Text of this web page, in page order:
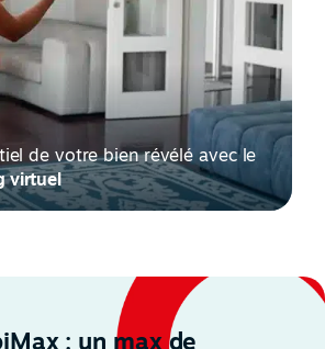
de votre bien révélé avec le
virtuel
: un max de